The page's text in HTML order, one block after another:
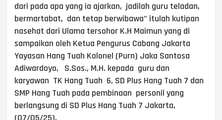
dari pada apa yang ia ajarkan, jadilah guru teladan,
bermartabat, dan tetap berwibawa" itulah kutipan
nasehat dari Ulama tersohor K.H Maimun yang di
sampaikan oleh Ketua Pengurus Cabang Jakarta
Yayasan Hang Tuah Kolonel (Purn) Jaka Santosa
Adiwardoyo, S.Sos., M.H. kepada guru dan
karyawan TK Hang Tuah 6, SD Plus Hang Tuah 7 dan
SMP Hang Tuah pada pembinaan personil yang
berlangsung di SD Plus Hang Tuah 7 Jakarta,